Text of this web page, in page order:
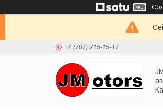
+7 (707) 715-15-17